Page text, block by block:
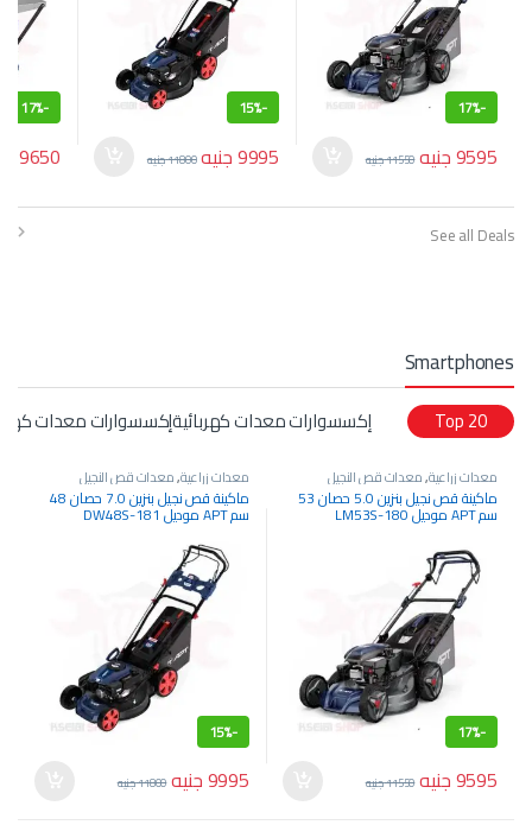
-
17%
9595جنيه 11550جنيه
-
15%
9995جنيه 11800جنيه
-
17%
9650
See all Deals
Smartphones
Top 20 إكسسوارات معدات كهربائيةإكسسوارات معدات
معدات زراعية,معدات قص النجيل
والحشائش,معدات كهربائية ماكينة قص نجيل بنزين 5.0 حصان 53
سم APT موديل LM53S-180
-
17%
9595جنيه 11550جنيه
معدات زراعية,معدات قص النجيل
والحشائش,معدات كهربائية,معدات نجارة
ماكينة قص نجيل بنزين 7.0 حصان 48
سم APT موديل DW48S-181
-
15%
9995جنيه 11800جنيه